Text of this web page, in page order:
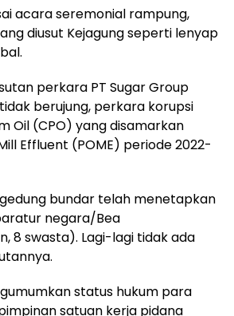
acara seremonial rampung,
diusut Kejagung seperti lenyap
perkara PT Sugar Group
berujung, perkara korupsi
Oil (CPO) yang disamarkan
Effluent (POME) periode 2022-
bundar telah menetapkan
negara/Bea
8 swasta). Lagi-lagi tidak ada
status hukum para
satuan kerja pidana